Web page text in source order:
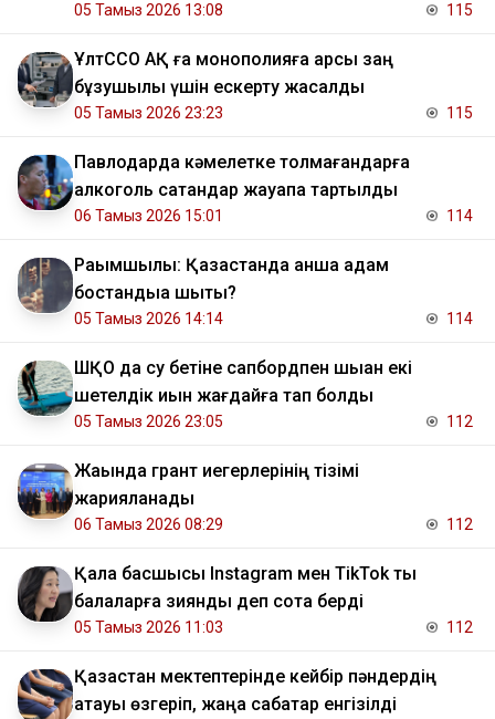
05 Тамыз 2026 13:08 115
ҰлтССО АҚ ға монополияға қарсы заң
бұзушылық үшін ескерту жасалды
05 Тамыз 2026 23:23 115
Павлодарда кәмелетке толмағандарға
алкоголь сатқандар жауапқа тартылды
06 Тамыз 2026 15:01 114
Рақымшылық: Қазақстанда қанша адам
бостандыққа шықты?
05 Тамыз 2026 14:14 114
ШҚО да су бетіне сапбордпен шыққан екі
шетелдік қиын жағдайға тап болды
05 Тамыз 2026 23:05 112
Жақында грант иегерлерінің тізімі
жарияланады
06 Тамыз 2026 08:29 112
Қала басшысы Instagram мен TikTok ты
балаларға зиянды деп сотқа берді
05 Тамыз 2026 11:03 112
Қазақстан мектептерінде кейбір пәндердің
атауы өзгеріп, жаңа сабақтар енгізілді